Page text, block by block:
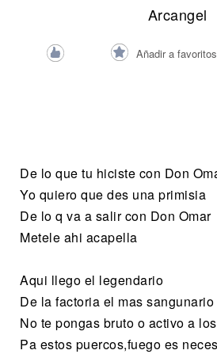
Arcangel
Añadir a favoritos
De lo que tu hiciste con Don
Yo quiero que des una primisia
De lo q va a salir con Don Omar
Metele ahi acapella
Aqui llego el legendario
De la factoria el mas sangunario
No te pongas bruto o activo a
Pa estos puercos,fuego es